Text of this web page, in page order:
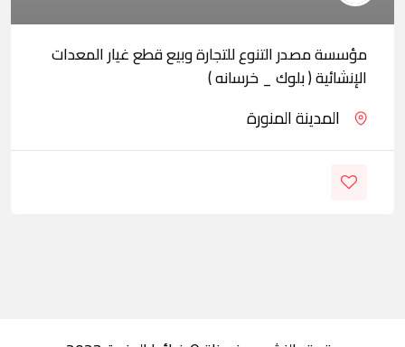
مؤسسة مصدر التنوع للتجارة وبيع قطع غيار المعدات
الإنشائية ( بلوك _ خرسانه )
المدينة المنورة